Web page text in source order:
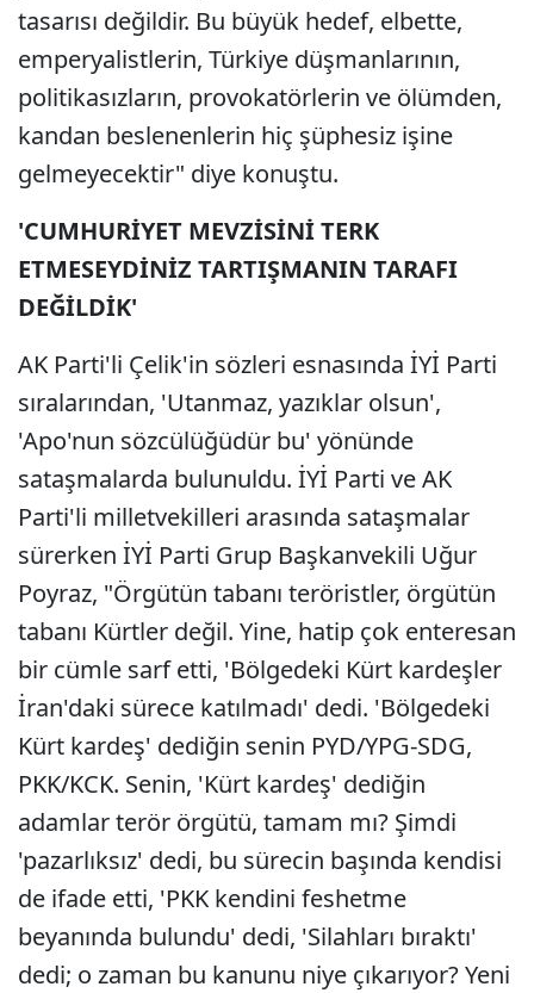
tasarısı değildir. Bu büyük hedef, elbette,
emperyalistlerin, Türkiye düşmanlarının,
politikasızların, provokatörlerin ve ölümden,
kandan beslenenlerin hiç şüphesiz işine
gelmeyecektir" diye konuştu.
'CUMHURİYET MEVZİSİNİ TERK
ETMESEYDİNİZ TARTIŞMANIN TARAFI
DEĞİLDİK'
AK Parti'li Çelik'in sözleri esnasında İYİ Parti
sıralarından, 'Utanmaz, yazıklar olsun',
'Apo'nun sözcülüğüdür bu' yönünde
sataşmalarda bulunuldu. İYİ Parti ve AK
Parti'li milletvekilleri arasında sataşmalar
sürerken İYİ Parti Grup Başkanvekili Uğur
Poyraz, "Örgütün tabanı teröristler, örgütün
tabanı Kürtler değil. Yine, hatip çok enteresan
bir cümle sarf etti, 'Bölgedeki Kürt kardeşler
İran'daki sürece katılmadı' dedi. 'Bölgedeki
Kürt kardeş' dediğin senin PYD/YPG-SDG,
PKK/KCK. Senin, 'Kürt kardeş' dediğin
adamlar terör örgütü, tamam mı? Şimdi
'pazarlıksız' dedi, bu sürecin başında kendisi
de ifade etti, 'PKK kendini feshetme
beyanında bulundu' dedi, 'Silahları bıraktı'
dedi; o zaman bu kanunu niye çıkarıyor? Yeni